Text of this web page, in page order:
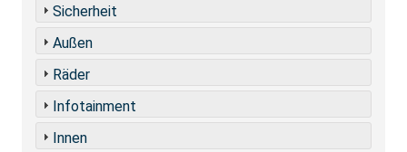
Sicherheit
Außen
Räder
Infotainment
Innen